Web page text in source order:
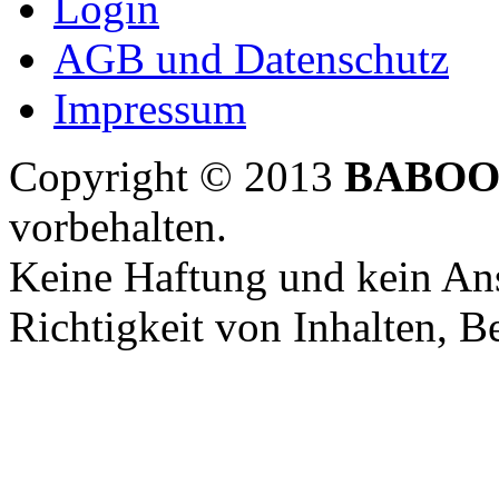
AGB und Datenschutz
Impressum
Copyright © 2013
vorbehalten.
Keine Haftung und kein
Richtigkeit von Inhalten,